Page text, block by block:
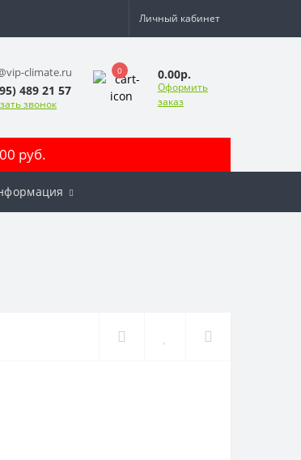
Личный кабинет
climate.ru
489 21 57
звонок
0 0.00р.
Оформить
заказ
руб.